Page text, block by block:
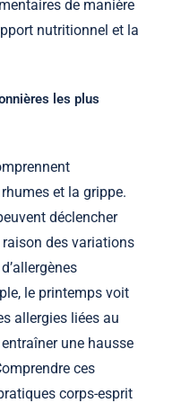
de manière
nutritionnel et la
les plus
et la grippe.
déclencher
des variations
le printemps voit
allergies liées au
une hausse
ces
corps-esprit